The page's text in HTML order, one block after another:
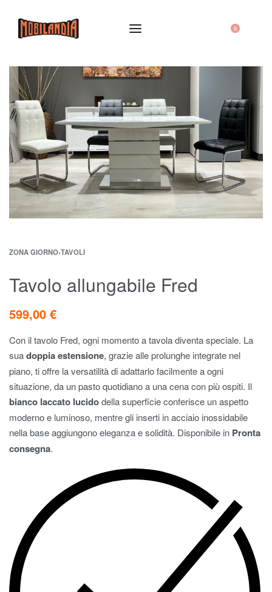
0
ZONA GIORNO›TAVOLI
Tavolo allungabile Fred
599,00 €
Con il tavolo Fred, ogni momento a tavola diventa speciale. La
suadoppia estensione, grazie alle prolunghe integrate nel
piano, ti offre la versatilità di adattarlo facilmente a ogni
situazione, da un pasto quotidiano a una cena con più ospiti. Il
bianco laccato lucidodella superficie conferisce un aspetto
moderno e luminoso, mentre gli inserti in acciaio inossidabile
nella base aggiungono eleganza e solidità. Disponibile in Pronta
consegna.